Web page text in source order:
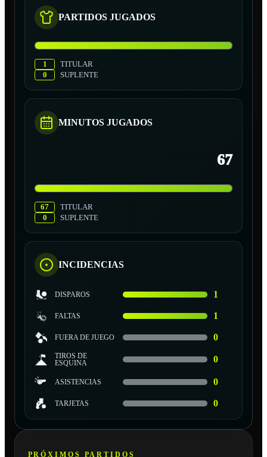
PARTIDOS JUGADOS
1
TITULAR
0
SUPLENTE
MINUTOS JUGADOS
67
67
TITULAR
0
SUPLENTE
INCIDENCIAS
DISPAROS 1
FALTAS 1
FUERA DE JUEGO 0
TIROS DE
ESQUINA
0
ASISTENCIAS 0
TARJETAS 0
PRÓXIMOS PARTIDOS